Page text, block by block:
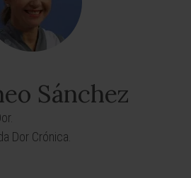
Sánchez
Dor Crónica.